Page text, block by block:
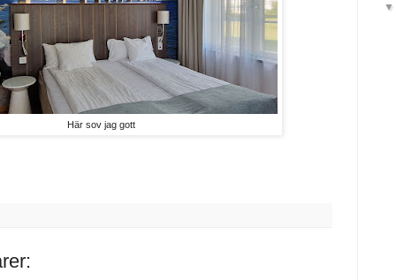
Här sov jag gott
▼